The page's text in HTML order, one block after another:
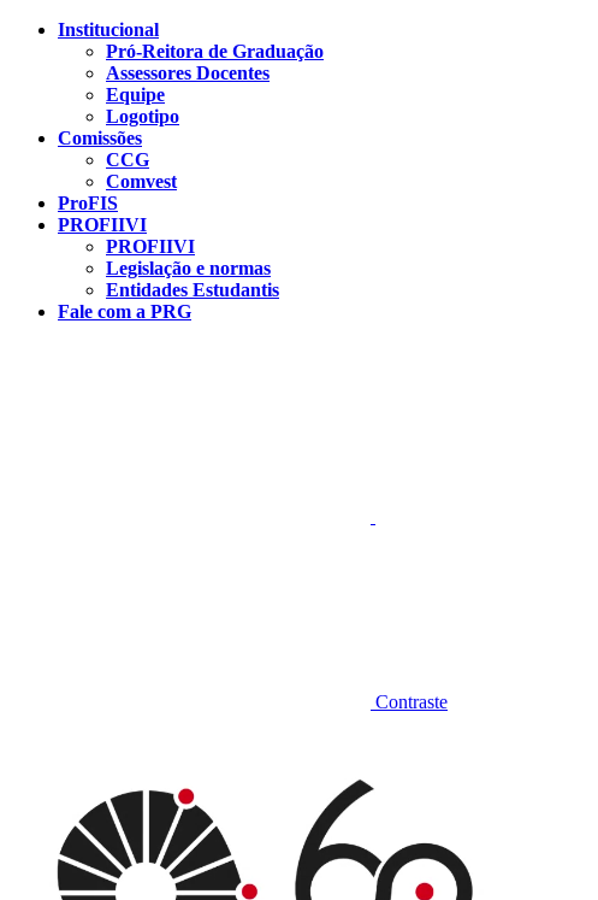
Conteúdo principal
Institucional
Pró-Reitora de Graduação
Assessores Docentes
Equipe
Logotipo
Comissões
CCG
Comvest
ProFIS
PROFIIVI
PROFIIVI
Legislação e normas
Entidades Estudantis
Fale com a PRG
Contraste